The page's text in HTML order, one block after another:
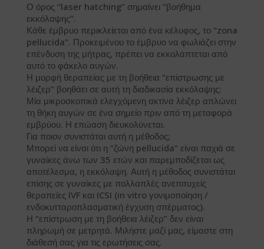
Ο όρος “laser hatching” σημαίνει “βοήθημα
εκκόλαψης”.
Κάθε έμβρυο περικλείεται από ένα κέλυφος, το “zona
pellucida”. Προκειμένου το έμβρυο να φωλιάζει στην
επένδυση της μήτρας, πρέπει να εκκολάπτεται από
αυτό το φάκελο αυγών.
Η μορφή θεραπείας με τη βοήθεια “επίστρωσης με
λέιζερ” βοηθάει σε αυτή τη διαδικασία εκκόλαψης:
Μία μικροσκοπικά ελεγχόμενη ακτίνα λέιζερ απλώνει
τη θήκη αυγών σε ένα σημείο πριν από τη μεταφορά
εμβρύου. Η επώαση διευκολύνεται.
Για ποιον συνιστάται αυτή η μέθοδος;
Μπορεί να είναι ότι η “ζώνη pellucida” είναι παχιά σε
γυναίκες άνω των 35 ετών και παρεμποδίζεται ως
αποτέλεσμα, η εκκόλαψη. Αυτή η μέθοδος συνιστάται
επίσης σε γυναίκες με πολλαπλές ανεπιτυχείς
θεραπείες IVF και ICSI (in vitro γονιμοποίηση /
ενδοκυτταροπλασματική έγχυση σπέρματος).
Η “επίστρωση με τη βοήθεια λέιζερ” δεν είναι
πληρωμή σε μετρητά. Μιλήστε μαζί μας, είμαστε στη
διάθεσή σας για τις ερωτήσεις σας.